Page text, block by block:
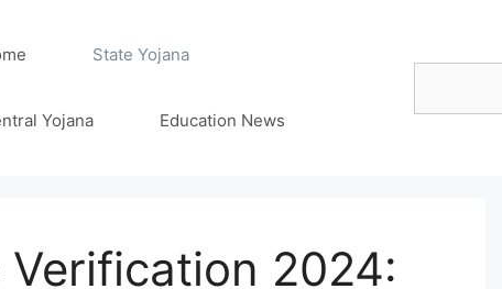
State Yojana
Yojana Education News
Verification 2024: